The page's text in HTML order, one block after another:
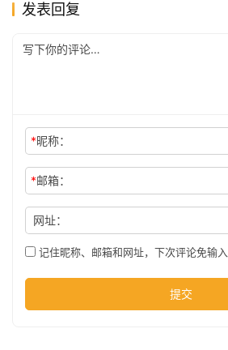
司
发表回复
*昵称：
*邮箱：
网址：
记住昵称、邮箱和网址，下次评论免输入
提交